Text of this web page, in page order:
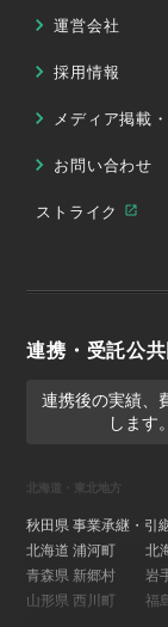
運営会社
採用情報
メディア掲載
お問い合わせ
ストライク
連携・受託公
連携後の実績、
します
北海道・東北地方
秋田県 事業承継・引
北海道 浦河町
北
青森県 新郷村
岩
山形県 西川町
福